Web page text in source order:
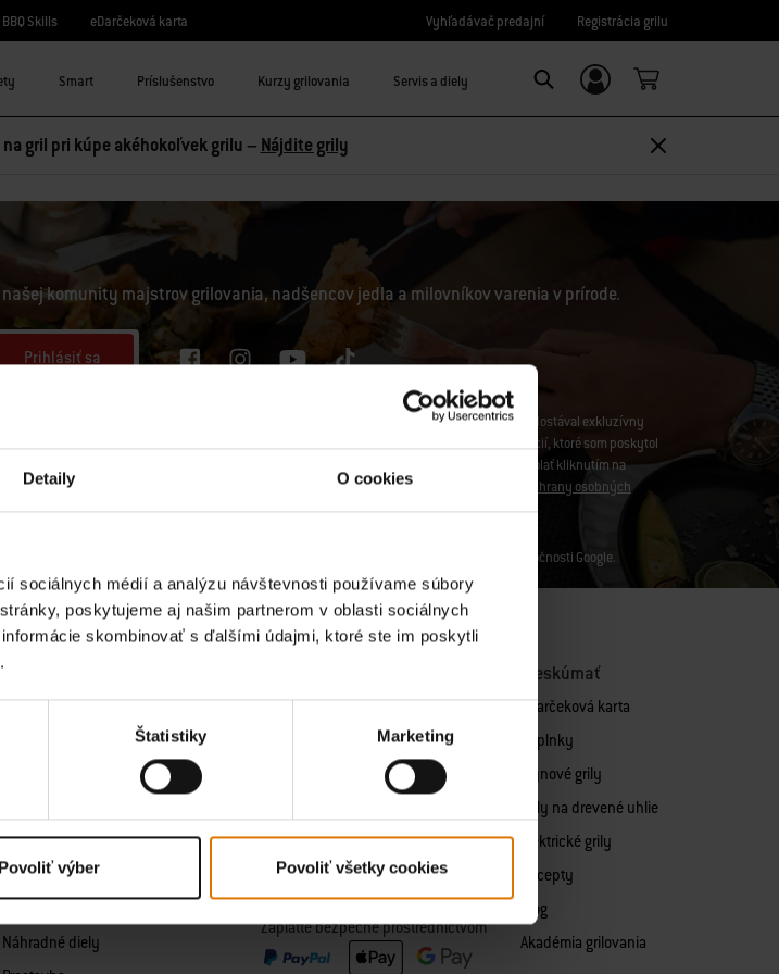
Detaily O cookies
sociálnych médií a analýzu návštevnosti používame súbory
poskytujeme aj našim partnerom v oblasti sociálnych
skombinovať s ďalšími údajmi, ktoré ste im poskytli
Štatistiky Marketing
Povoliť výber Povoliť všetky cookies
BBQ Skills eDarčeková karta Vyhľadávač predajní Registrácia grilu
Smart Príslušenstvo Kurzy grilovania Servis a diely Prihláste sa/Zaregistrujte sa
gril pri kúpe akéhokoľvek grilu – Nájdite grily
komunity majstrov grilovania, nadšencov jedla a milovníkov varenia v prírode.
Prihlásiť sa
od spoločností Weber-Stephen Deutschland GmbH a Weber-Stephen CZ&SK spol. s r.o., aby som dostával exkluzívny
o výrobkoch, nadchádzajúce podujatia a spotrebiteľské prieskumy, a to s použitím informácií, ktoré som poskytol
so spravodajcom pomocou nástrojov na sledovanie. Svoj súhlas môžete kedykoľvek odvolať kliknutím na
prostredníctvom nášho . Ďalšie podrobnosti nájdete v našich
zásadách ochrany osobných
a platia na ňu spoločnosti Google.
Zákaznická podpora
Zákaznícky servis
Vyhľadávač obchodov
Spôsoby platby
Registrácia grilu
Náhradné diely
Diely k plynovým grilom
Náhradné diely pre grily na drevené
Náhradné diely pre grily na pelety
Nájsť diely podľa sériového čísla
Zaplaťte bezpečne prostredníctvom
Preskúmať
eDarčeková karta
Doplnky
Plynové grily
Grily na drevené uhlie
Elektrické grily
Recepty
Blog
Akadémia grilovania